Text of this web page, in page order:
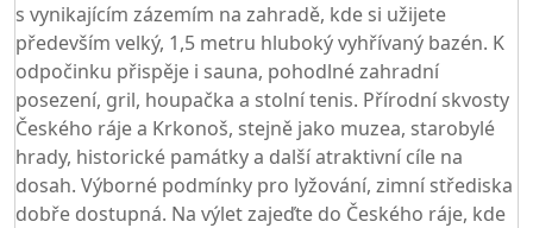
s vynikajícím zázemím na zahradě, kde si užijete
především velký, 1,5 metru hluboký vyhřívaný bazén. K
odpočinku přispěje i sauna, pohodlné zahradní
posezení, gril, houpačka a stolní tenis. Přírodní skvosty
Českého ráje a Krkonoš, stejně jako muzea, starobylé
hrady, historické památky a další atraktivní cíle na
dosah. Výborné podmínky pro lyžování, zimní střediska
dobře dostupná. Na výlet zajeďte do Českého ráje, kde